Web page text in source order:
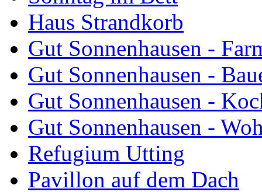
Haus Strandkorb
Gut Sonnenhausen -
Gut Sonnenhausen -
Gut Sonnenhausen -
Gut Sonnenhausen -
Refugium Utting
Pavillon auf dem Dach